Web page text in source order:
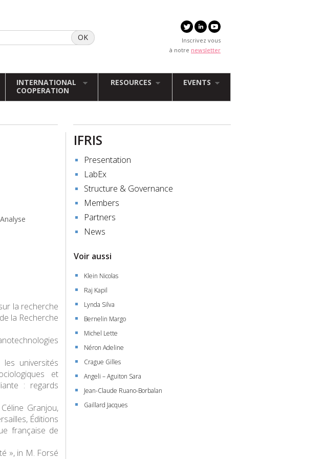
Inscrivez vous
à notre newsletter
INTERNATIONAL
COOPERATION
RESOURCES EVENTS
la recherche
la Recherche
universités
et
: regards
Granjou,
Éditions
française de
», in M. Forsé
IFRIS
Presentation
LabEx
Structure & Governance
Members
Partners
News
Voir aussi
Klein Nicolas
Raj Kapil
Lynda Silva
Bernelin Margo
Michel Lette
Néron Adeline
Crague Gilles
Angeli – Aguiton Sara
Jean-Claude Ruano-Borbalan
Gaillard Jacques